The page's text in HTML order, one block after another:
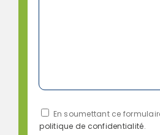
En soumettant ce
politique de confidentialité.